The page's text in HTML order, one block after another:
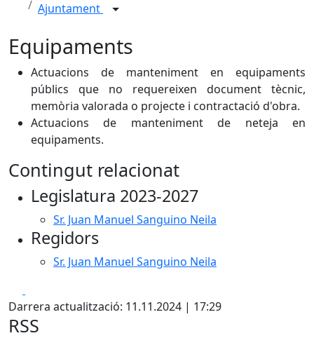
Ajuntament
Equipaments
Actuacions de manteniment en equipaments
públics que no requereixen document tècnic,
memòria valorada o projecte i contractació d'obra.
Actuacions de manteniment de neteja en
equipaments.
Contingut relacionat
Legislatura 2023-2027
Sr. Juan Manuel Sanguino Neila
Regidors
Sr. Juan Manuel Sanguino Neila
Darrera actualització: 11.11.2024 | 17:29
RSS